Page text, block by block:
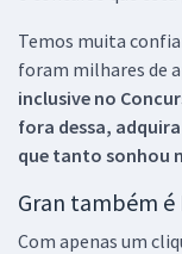
Temos muita
foram milhares de
inclusive no
fora dessa,
que tanto sonhou
Gran também é
Com apenas um